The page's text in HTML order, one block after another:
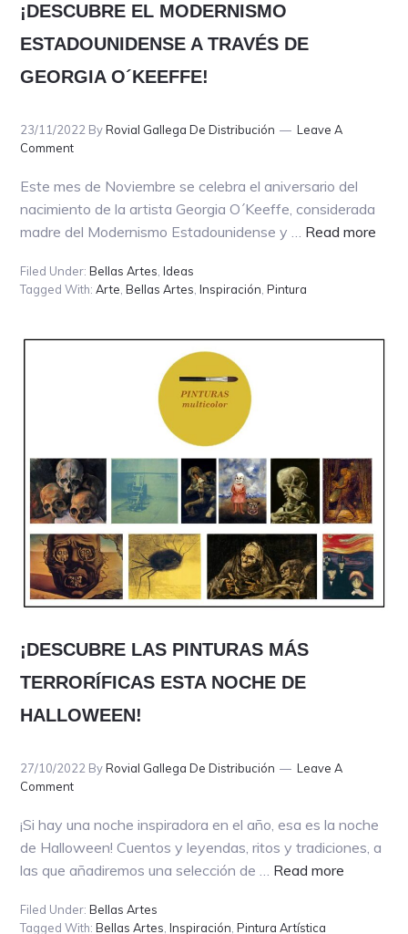
¡DESCUBRE EL MODERNISMO
ESTADOUNIDENSE A TRAVÉS DE
GEORGIA O´KEEFFE!
23/11/2022 ByRovial Gallega De Distribución
Leave A
Comment
Este mes de Noviembre se celebra el aniversario del
nacimiento de la artista Georgia O´Keeffe, considerada
madre del Modernismo Estadounidense y … Read more
A
Filed Under:Bellas Artes ,Ideas
Tagged With:Arte ,Bellas Artes ,Inspiración ,Pintura
¡DESCUBRE LAS PINTURAS MÁS
TERRORÍFICAS ESTA NOCHE DE
HALLOWEEN!
27/10/2022 ByRovial Gallega De Distribución
Leave A
Comment
¡Si hay una noche inspiradora en el año, esa es la noche
de Halloween! Cuentos y leyendas, ritos y tradiciones, a
las que añadiremos una selección de … Read more
Filed Under:Bellas Artes
Tagged With:Bellas Artes ,Inspiración ,Pintura Artística